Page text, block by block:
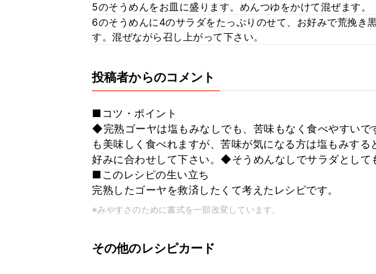
5のそうめんをお皿に盛ります。めんつゆをかけて混ぜます。
6のそうめんに4のサラダをたっぷりのせて、お好みで荒挽き
す。混ぜながら召し上がって下さい。
投稿者からのコメント
■コツ・ポイント
◆完熟ゴーヤは塩もみなしでも、苦味もなく食べやすい
も美味しく食べれますが、苦味が気になる方は塩もみする
好みに合わせして下さい。◆そうめんなしでサラダとして
■このレシピの生い立ち
完熟したゴーヤを救済したくて考えたレシピです。
※みやすさのために書式を一部改変しています。
その他のレシピカード